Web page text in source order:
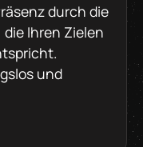
durch die
Ihren Zielen
und